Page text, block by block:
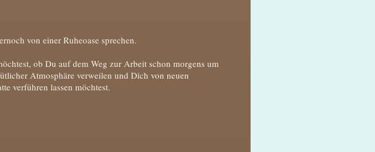
von einer Ruheoase sprechen.
ob Du auf dem Weg zur Arbeit schon morgens um
Atmosphäre verweilen und Dich von neuen
verführen lassen möchtest.